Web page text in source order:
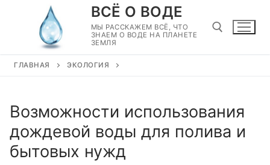
содержимому
ВСЁ О ВОДЕ
МЫ РАССКАЖЕМ ВСЁ, ЧТО
ЗНАЕМ О ВОДЕ НА ПЛАНЕТЕ
ЗЕМЛЯ
ГЛАВНАЯ ЭКОЛОГИЯ
Возможности использования
дождевой воды для полива и
бытовых нужд